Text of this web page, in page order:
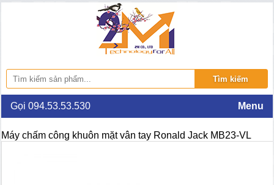
Gọi 094.53.53.530 Menu
Máy chấm công khuôn mặt vân tay Ronald Jack MB23-VL